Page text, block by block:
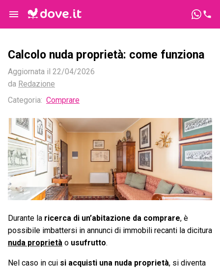
Calcolo nuda proprietà: come funziona
Aggiornata il 22/04/2026
da Redazione
Categoria: Comprare
Durante la ricerca di un’abitazione da comprare, è
possibile imbattersi in annunci di immobili recanti la dicitura
nuda proprietà o usufrutto.
Nel caso in cui si acquisti una nuda proprietà, si diventa